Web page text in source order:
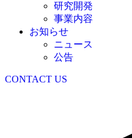
研究開発
事業内容
お知らせ
ニュース
公告
CONTACT US